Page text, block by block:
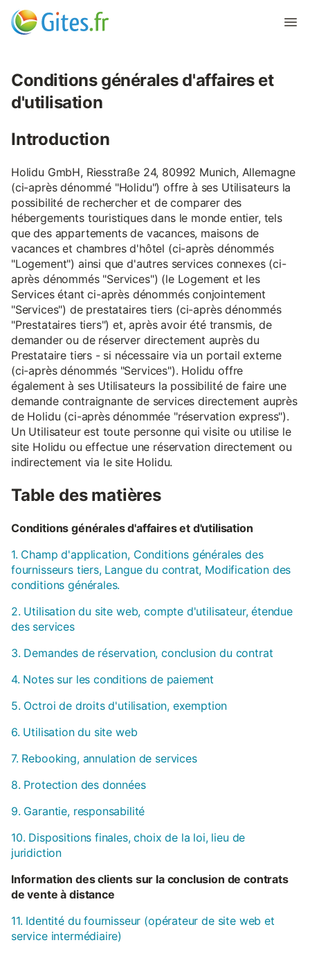
Conditions générales d'affaires et
d'utilisation
Introduction
Holidu GmbH, Riesstraße 24, 80992 Munich, Allemagne
(ci-après dénommé "Holidu") offre à ses Utilisateurs la
possibilité de rechercher et de comparer des
hébergements touristiques dans le monde entier, tels
que des appartements de vacances, maisons de
vacances et chambres d'hôtel (ci-après dénommés
"Logement") ainsi que d'autres services connexes (ci-
après dénommés "Services") (le Logement et les
Services étant ci-après dénommés conjointement
"Services") de prestataires tiers (ci-après dénommés
"Prestataires tiers") et, après avoir été transmis, de
demander ou de réserver directement auprès du
Prestataire tiers - si nécessaire via un portail externe
(ci-après dénommés "Services"). Holidu offre
également à ses Utilisateurs la possibilité de faire une
demande contraignante de services directement auprès
de Holidu (ci-après dénommée "réservation express").
Un Utilisateur est toute personne qui visite ou utilise le
site Holidu ou effectue une réservation directement ou
indirectement via le site Holidu.
Table des matières
Conditions générales d'affaires et d'utilisation
1. Champ d'application, Conditions générales des
fournisseurs tiers, Langue du contrat, Modification des
conditions générales.
2. Utilisation du site web, compte d'utilisateur, étendue
des services
3. Demandes de réservation, conclusion du contrat
4. Notes sur les conditions de paiement
5. Octroi de droits d'utilisation, exemption
6. Utilisation du site web
7. Rebooking, annulation de services
8. Protection des données
9. Garantie, responsabilité
10. Dispositions finales, choix de la loi, lieu de
juridiction
Information des clients sur la conclusion de contrats
de vente à distance
11. Identité du fournisseur (opérateur de site web et
service intermédiaire)